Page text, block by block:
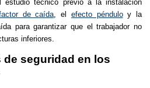
estudio técnico previo a la instalación
de caída , el efecto pénduloy la
para garantizar que el trabajador no
inferiores.
seguridad en los